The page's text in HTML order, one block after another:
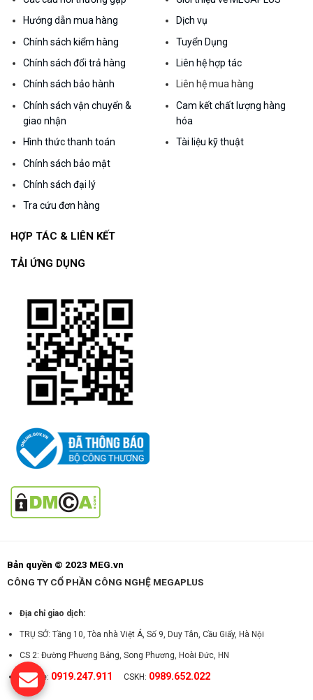
Hướng dẫn mua hàng
Chính sách kiểm hàng
Chính sách đổi trả hàng
Chính sách bảo hành
Chính sách vận chuyển &
giao nhận
Hình thức thanh toán
Chính sách bảo mật
Chính sách đại lý
Tra cứu đơn hàng
Dịch vụ
Tuyển Dụng
Liên hệ hợp tác
Liên hệ mua hàng
Cam kết chất lượng hàng
hóa
Tài liệu kỹ thuật
HỢP TÁC & LIÊN KẾT
TẢI ỨNG DỤNG
Bản quyền © 2023 MEG.vn
CÔNG TY CỔ PHẦN CÔNG NGHỆ MEGAPLUS
Địa chỉ giao dịch:
TRỤ SỞ: Tầng 10, Tòa nhà Việt Á, Số 9, Duy Tân, Cầu Giấy, Hà Nội
CS 2: Đường Phương Bảng, Song Phương, Hoài Đức, HN
Hotline: 0919.247.911 CSKH: 0989.652.022